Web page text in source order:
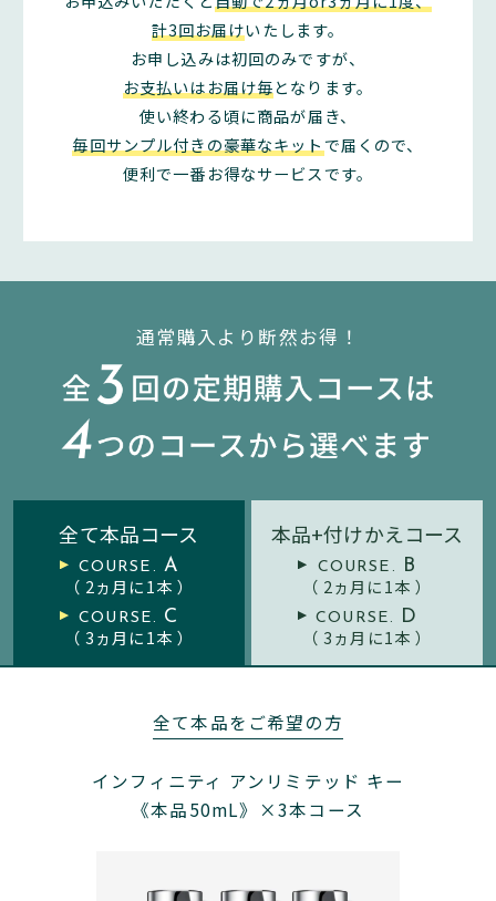
計3回お届けいたします。
お申し込みは初回のみですが、
お支払いはお届け毎となります。
使い終わる頃に商品が届き、
毎回サンプル付きの豪華なキットで届くので、
便利で一番お得なサービスです。
通常購入より断然お得！
全て本品コース
COURSE. A
（ 2ヵ月に1本 ）
COURSE. C
（3ヵ月に1本 ）
本品+付けかえコース
COURSE. B
（ 2ヵ月に1本 ）
COURSE. D
（3ヵ月に1本 ）
全て本品をご希望の方
インフィニティ アンリミテッド キー
《本品50mL》×3本コース